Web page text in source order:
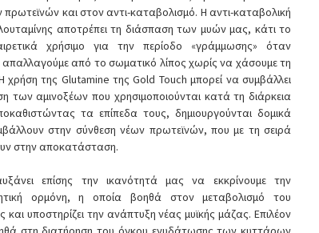
και στον αντι-καταβολισμό. Η αντι-καταβολική
αποτρέπει τη διάσπαση των μυών μας, κάτι το
χρήσιμο για την περίοδο «γράμμωσης» όταν
από το σωματικό λίπος χωρίς να χάσουμε τη
χρήση της Glutamine της Gold Touch μπορεί να συμβάλλει
των αμινοξέων που χρησιμοποιούνται κατά τη διάρκεια
τα επίπεδα τους, δημιουργούνται δομικά
στην σύνθεση νέων πρωτεϊνών, που με τη σειρά
στην αποκατάσταση.
επίσης την ικανότητά μας να εκκρίνουμε την
ορμόνη, η οποία βοηθά στον μεταβολισμό του
και υποστηρίζει την ανάπτυξη νέας μυϊκής μάζας. Επιλέον